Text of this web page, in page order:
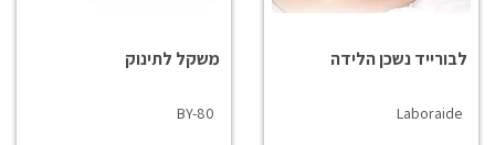
לבורייד נשכן הלידה
Laboraide
משקל לתינוק
BY-80